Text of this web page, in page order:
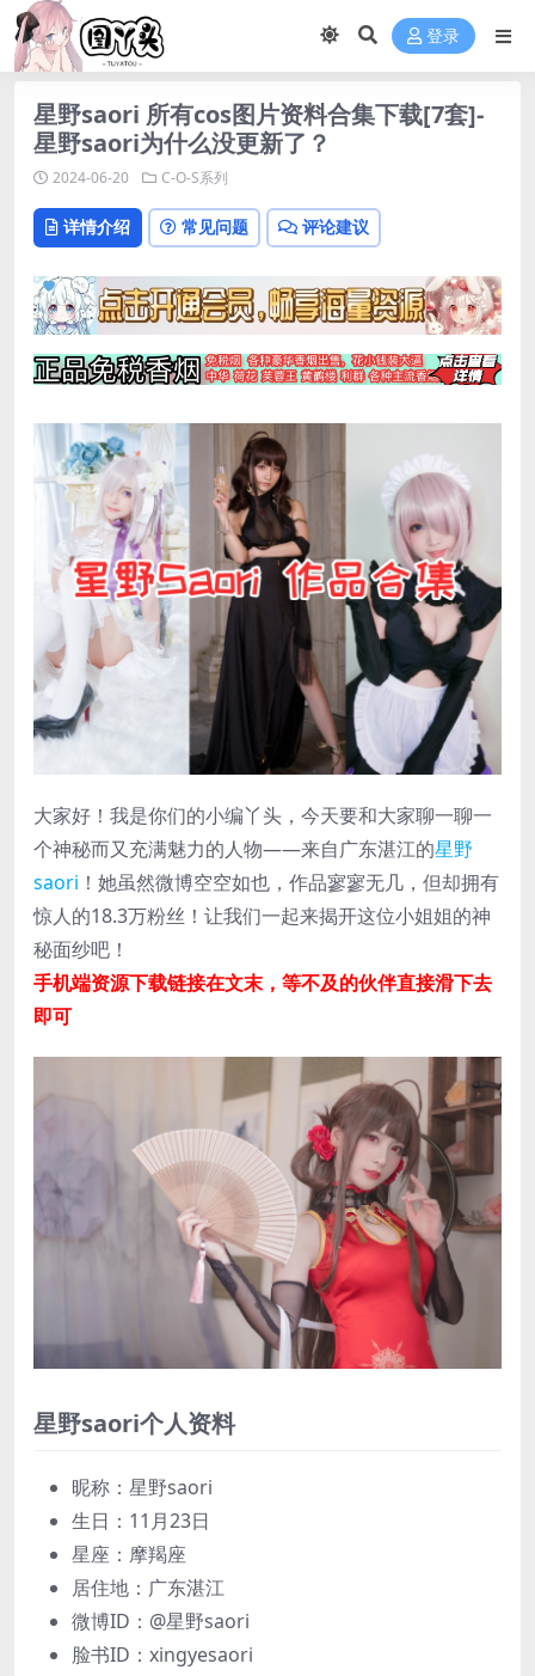
登录
星野saori 所有cos图片资料合集下载[7套]-
星野saori为什么没更新了？
2024-06-20 C-O-S系列
详情介绍 常见问题 评论建议
大家好！我是你们的小编丫头，今天要和大家聊一聊一
个神秘而又充满魅力的人物——来自广东湛江的星野
saori ！她虽然微博空空如也，作品寥寥无几，但却拥有
惊人的18.3万粉丝！让我们一起来揭开这位小姐姐的神
秘面纱吧！
手机端资源下载链接在文末，等不及的伙伴直接滑下去
即可
星野saori个人资料
昵称：星野saori
生日：11月23日
星座：摩羯座
居住地：广东湛江
微博ID：@星野saori
脸书ID：xingyesaori